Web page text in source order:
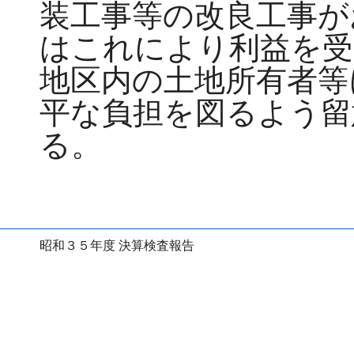
装工事等の改良工事
はこれにより利益を
地区内の土地所有者
平な負担を図るよう
る。
昭和３５年度 決算検査報告